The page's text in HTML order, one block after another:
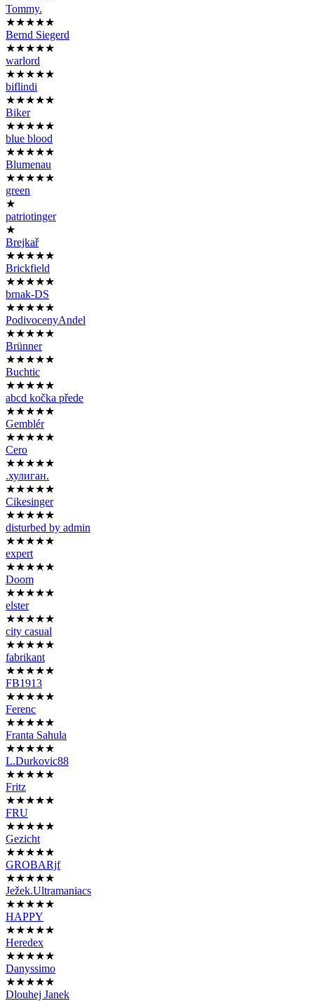
Tommy.
★★★★★
Bernd Siegerd
★★★★★
warlord
★★★★★
biflindi
★★★★★
Biker
★★★★★
blue blood
★★★★★
Blumenau
★★★★★
green
★
patriotinger
★
Brejkař
★★★★★
Brickfield
★★★★★
brnak-DS
★★★★★
PodivocenyAndel
★★★★★
Brünner
★★★★★
Buchtic
★★★★★
abcd kočka přede
★★★★★
Gemblér
★★★★★
Cero
★★★★★
.хулиган.
★★★★★
Cikesinger
★★★★★
disturbed by admin
★★★★★
expert
★★★★★
Doom
★★★★★
elster
★★★★★
city casual
★★★★★
fabrikant
★★★★★
FB1913
★★★★★
Ferenc
★★★★★
Franta Sahula
★★★★★
L.Durkovic88
★★★★★
Fritz
★★★★★
FRU
★★★★★
Gezicht
★★★★★
GROBARjf
★★★★★
Ježek.Ultramaniacs
★★★★★
HAPPY
★★★★★
Heredex
★★★★★
Danyssimo
★★★★★
Dlouhej Janek